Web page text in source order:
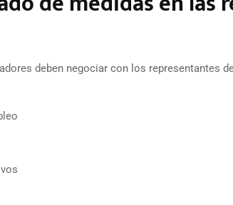
deben negociar con los representantes